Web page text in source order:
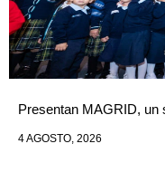
Presentan MAGRID, un
4 AGOSTO, 2026